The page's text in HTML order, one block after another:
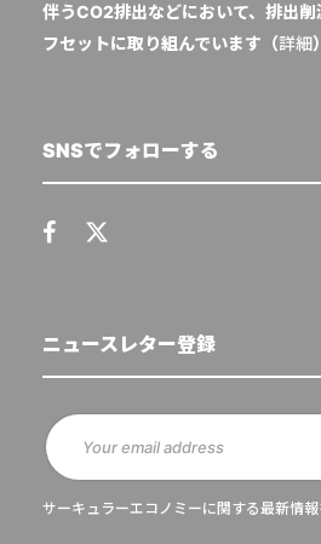
伴うCO2排出などにおいて、排出
フセットに取り組んでいます（詳細
SNSでフォローする
ニュースレター登録
サーキュラーエコノミーに関する最新情報